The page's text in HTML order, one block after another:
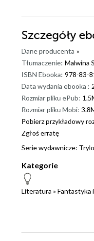
Szczegóły
Dane producenta »
Tłumaczenie: Malwina
ISBN Ebooka: 978-83-
Data wydania ebooka :
Rozmiar pliku ePub:
Rozmiar pliku Mobi:
Pobierz przykładowy
Zgłoś erratę
Serie wydawnicze:
Kategorie
Literatura » Fantastyka